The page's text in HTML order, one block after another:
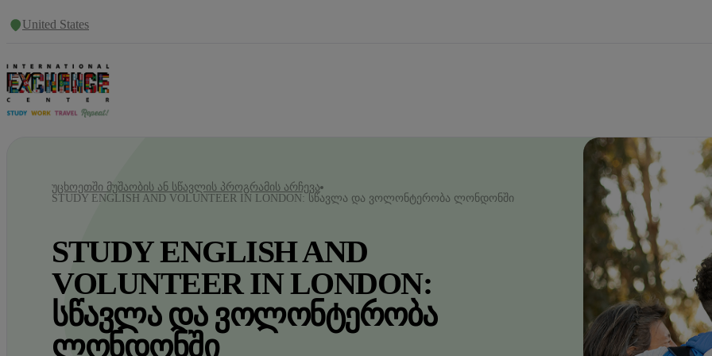
United States
ᲣᲪᲮᲝᲔᲗᲨᲘ ᲛᲣᲨᲐᲝᲑᲘᲡ ᲐᲜ ᲡᲬᲐᲕᲚᲘᲡ ᲞᲠᲝᲒᲠᲐᲛᲘᲡ ᲐᲠᲩᲔᲕᲐ
STUDY ENGLISH AND VOLUNTEER IN LONDON: ᲡᲬᲐᲕᲚᲐ ᲓᲐ ᲕᲝᲚᲝᲜᲢᲔᲠᲝᲑᲐ ᲚᲝᲜᲓᲝᲜᲨᲘ
STUDY ENGLISH AND
VOLUNTEER IN LONDON:
ᲡᲬᲐᲕᲚᲐ ᲓᲐ ᲕᲝᲚᲝᲜᲢᲔᲠᲝᲑᲐ
ᲚᲝᲜᲓᲝᲜᲨᲘ